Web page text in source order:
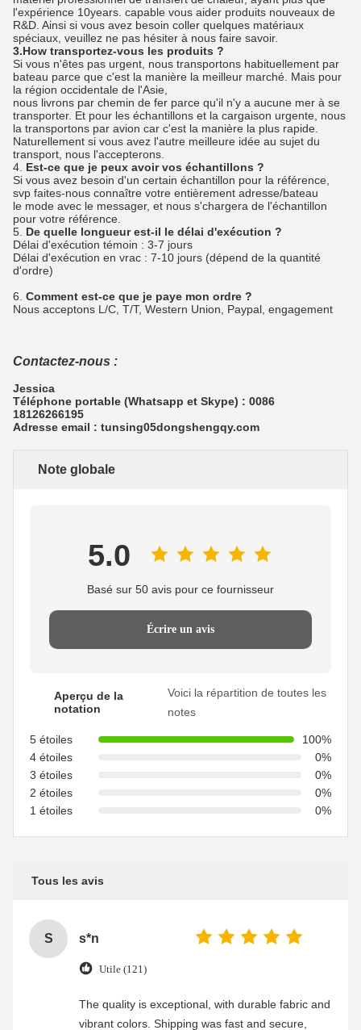
l'expérience 10years. capable vous aider produits nouveaux de
R&D. Ainsi si vous avez besoin coller quelques matériaux
spéciaux, veuillez ne pas hésiter à nous faire savoir.
3.How transportez-vous les produits ?
Si vous n'êtes pas urgent, nous transportons habituellement par
bateau parce que c'est la manière la meilleur marché. Mais pour
la région occidentale de l'Asie,
nous livrons par chemin de fer parce qu'il n'y a aucune mer à se
transporter. Et pour les échantillons et la cargaison urgente, nous
la transportons par avion car c'est la manière la plus rapide.
Naturellement si vous avez l'autre meilleure idée au sujet du
transport, nous l'accepterons.
4. Est-ce que je peux avoir vos échantillons ?
Si vous avez besoin d'un certain échantillon pour la référence,
svp faites-nous connaître votre entièrement adresse/bateau
le mode avec le messager, et nous s'chargera de l'échantillon
pour votre référence.
5. De quelle longueur est-il le délai d'exécution ?
Délai d'exécution témoin : 3-7 jours
Délai d'exécution en vrac : 7-10 jours (dépend de la quantité
d'ordre)
6. Comment est-ce que je paye mon ordre ?
Nous acceptons L/C, T/T, Western Union, Paypal, engagement
Contactez-nous :
Jessica
Téléphone portable (Whatsapp et Skype) : 0086
18126266195
Adresse email : tunsing05dongshengqy.com
Note globale
5.0
Basé sur 50 avis pour ce fournisseur
Écrire un avis
Aperçu de la
notation
Voici la répartition de toutes les
notes
5 étoiles
100%
4 étoiles
0%
3 étoiles
0%
2 étoiles
0%
1 étoiles
0%
Tous les avis
S s*n
Utile (121)
The quality is exceptional, with durable fabric and
vibrant colors. Shipping was fast and secure,